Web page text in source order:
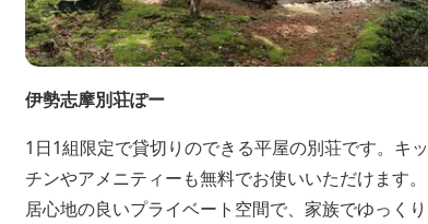
伊勢志摩別荘ぽー
1日1組限定で貸切りのできる平屋の別荘です。キッ
チンやアメニティーも無料でお使いいただけます。
居心地の良いプライベート空間で、家族でゆっくり